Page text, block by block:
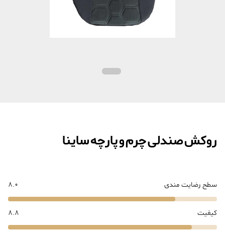
روکش صندلی چرم و پارچه ساینا
سطح رضایت مندی 8.0
کیفیت 8.8